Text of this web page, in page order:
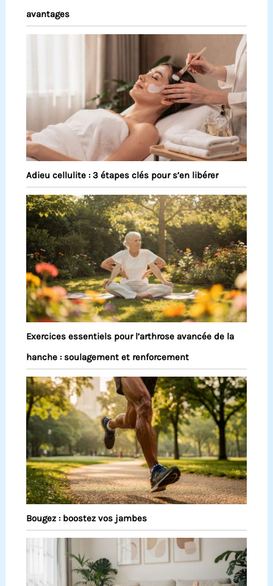
avantages
Adieu cellulite : 3 étapes clés pour s’en libérer
Exercices essentiels pour l’arthrose avancée de la
hanche : soulagement et renforcement
Bougez : boostez vos jambes